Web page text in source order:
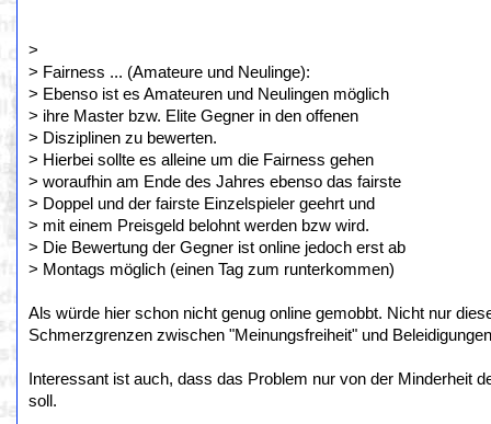
>
> Fairness ... (Amateure und Neulinge):
> Ebenso ist es Amateuren und Neulingen möglich
> ihre Master bzw. Elite Gegner in den offenen
> Disziplinen zu bewerten.
> Hierbei sollte es alleine um die Fairness gehen
> woraufhin am Ende des Jahres ebenso das fairste
> Doppel und der fairste Einzelspieler geehrt und
> mit einem Preisgeld belohnt werden bzw wird.
> Die Bewertung der Gegner ist online jedoch erst ab
> Montags möglich (einen Tag zum runterkommen)
Als würde hier schon nicht genug online gemobbt. Nicht nur
Schmerzgrenzen zwischen "Meinungsfreiheit" und
Interessant ist auch, dass das Problem nur von der Minderheit
soll.